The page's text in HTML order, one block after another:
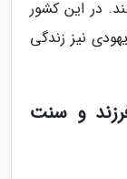
در این کشور
هزار بودایی و 30 هزار یهودی نیز زندگی
و سنت